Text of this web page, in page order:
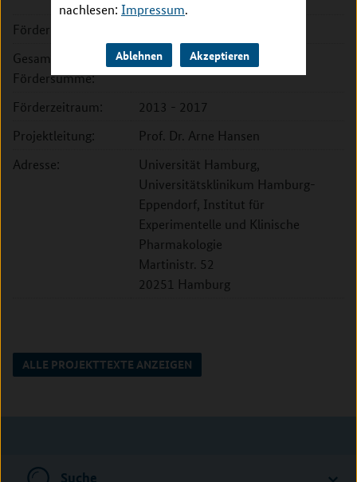
nachlesen: Impressum.
Ablehnen Akzeptieren
Förderkennzeichen:
Gesamte
Fördersumme:
323.272 EUR
Förderzeitraum:
2013 - 2017
Projektleitung:
Prof. Dr. Arne Hansen
Adresse:
Universität Hamburg,
Universitätsklinikum Hamburg-
Eppendorf, Institut für
Experimentelle und Klinische
Pharmakologie
Martinistr. 52
20251 Hamburg
ALLE PROJEKTTEXTE ANZEIGEN
Suche